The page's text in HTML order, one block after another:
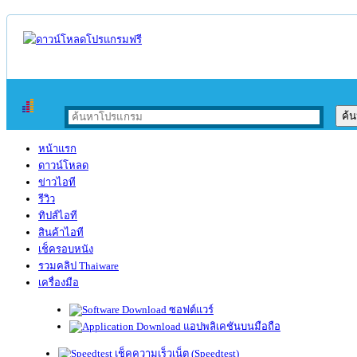
หน้าแรก
ดาวน์โหลด
ข่าวไอที
รีวิว
ทิปส์ไอที
สินค้าไอที
เช็ครอบหนัง
รวมคลิป Thaiware
เครื่องมือ
ซอฟต์แวร์
แอปพลิเคชันบนมือถือ
เช็คความเร็วเน็ต (Speedtest)